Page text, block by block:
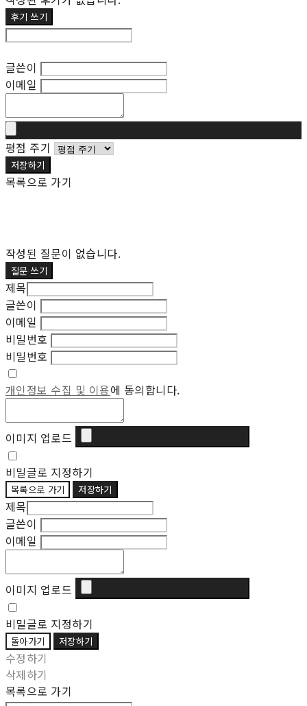
후기 쓰기
글쓴이
이메일
평점 주기
저장하기
목록으로 가기
작성된 질문이 없습니다.
질문 쓰기
제목
글쓴이
이메일
비밀번호
비밀번호
개인정보 수집 및 이용에 동의합니다.
이미지 업로드
비밀글로 지정하기
목록으로 가기 저장하기
제목
글쓴이
이메일
이미지 업로드
비밀글로 지정하기
돌아가기 저장하기
수정하기
삭제하기
목록으로 가기